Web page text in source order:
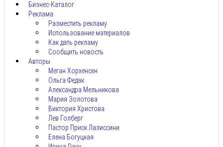
Бизнес-Каталог
Реклама
Разместить рекламу
Использование материалов
Как дать рекламу
Сообщить новость
Авторы
Меган Хорхенсен
Ольга Федак
Александра Мельникова
Мария Золотова
Виктория Христова
Лев Голберг
Пастор Приск Лалиссини
Елена Богуцкая